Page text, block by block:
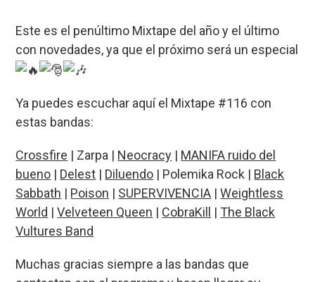
o
o
ky
s
A
p
d
s
p
ar
tir
Este es el penúltimo Mixtape del año y el último
con novedades, ya que el próximo será un especial
Ya puedes escuchar aquí el Mixtape #116 con
estas bandas:
Crossfire | Zarpa | Neocracy | MANIFA ruido del
bueno | Delest | Diluendo | Polemika Rock | Black
Sabbath | Poison | SUPERVIVENCIA |Weightless
World |Velveteen Queen | CobraKill | The Black
Vultures Band
Muchas gracias siempre a las bandas que